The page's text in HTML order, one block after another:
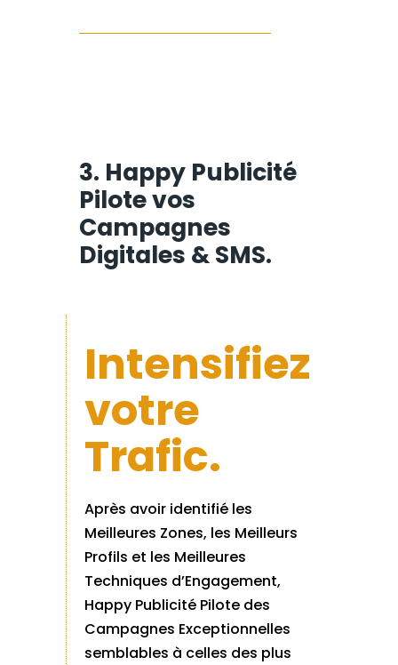
3. Happy Publicité
Pilote vos
Campagnes
Digitales & SMS.
Intensifiez
votre
Trafic.
Après avoir identifié les
Meilleures Zones, les Meilleurs
Profils et les Meilleures
Techniques d’Engagement,
Happy Publicité Pilote des
Campagnes Exceptionnelles
semblables à celles des plus